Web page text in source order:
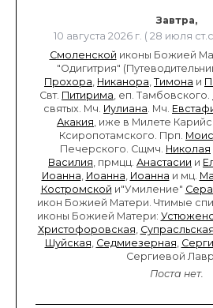
Завтра,
10 августа 2026 г. ( 28 июля
Смоленской иконы Божией
"Одигитрия"
Прохора, Никанора, Тимона и
Свт. Питирима, еп. Тамбовского.
святых. Мч. Иулиана. Мч.
Акакия, иже в Милете
Ксиропотамского. Прп.
Печерского. Сщмч. Николая
Василия, прмцц. Анастасии и
Иоанна, Иоанна, Иоанна и мц.
Костромской и"Умиление"
икон Божией Матери. Чтимые
иконы Божией Матери:
Христофоровская, Супрасльская
Шуйская, Седмиезерная,
Сергиевой
Поста нет.